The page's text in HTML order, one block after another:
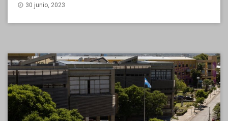
30 junio, 2023